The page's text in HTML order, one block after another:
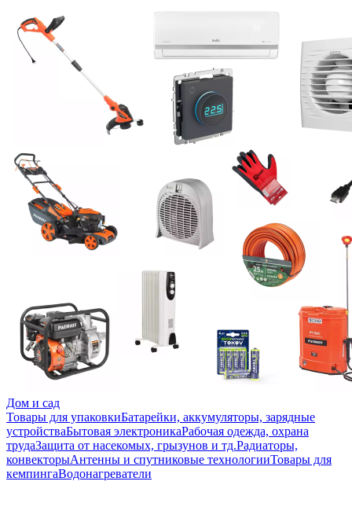
Дом и сад
Товары для упаковкиБатарейки, аккумуляторы, зарядные
устройстваБытовая электроникаРабочая одежда, охрана
трудаЗащита от насекомых, грызунов и тд.Радиаторы,
конвекторыАнтенны и спутниковые технологииТовары для
кемпингаВодонагреватели